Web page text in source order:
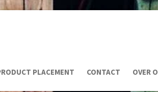
PLACEMENT CONTACT OVER